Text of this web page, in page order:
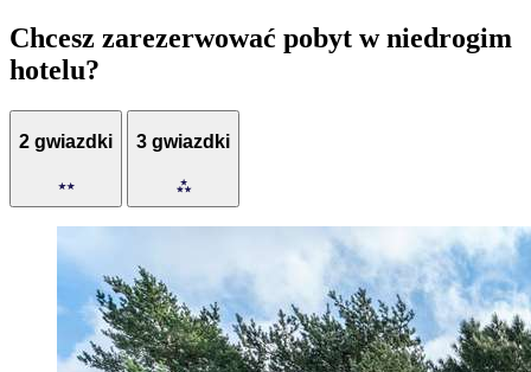
Chcesz zarezerwować pobyt w niedrogim
hotelu?
2 gwiazdki 3 gwiazdki